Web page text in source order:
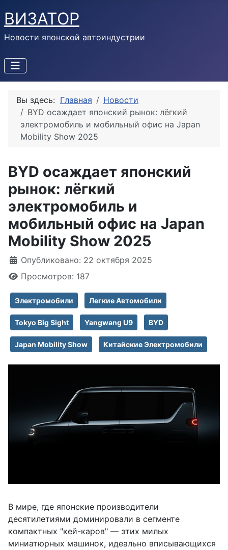
ВИЗАТОР
Новости японской автоиндустрии
Вы здесь: Главная
Новости
BYD осаждает японский рынок: лёгкий
электромобиль и мобильный офис на Japan
Mobility Show 2025
BYD осаждает японский
рынок: лёгкий
электромобиль и
мобильный офис на Japan
Mobility Show 2025
Информация о материале
Опубликовано: 22 октября 2025
Просмотров: 187
Электромобили Легкие Автомобили
Tokyo Big Sight Yangwang U9 BYD
Japan Mobility Show Китайские Электромобили
В мире, где японские производители
десятилетиями доминировали в сегменте
компактных "кей-каров" — этих милых
миниатюрных машинок, идеально вписывающихся